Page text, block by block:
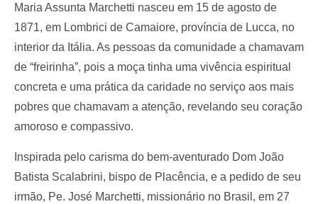
Maria Assunta Marchetti nasceu em 15 de agosto de
1871, em Lombrici de Camaiore, província de Lucca, no
interior da Itália. As pessoas da comunidade a chamavam
de “freirinha”, pois a moça tinha uma vivência espiritual
concreta e uma prática da caridade no serviço aos mais
pobres que chamavam a atenção, revelando seu coração
amoroso e compassivo.
Inspirada pelo carisma do bem-aventurado Dom João
Batista Scalabrini, bispo de Placência, e a pedido de seu
irmão, Pe. José Marchetti, missionário no Brasil, em 27